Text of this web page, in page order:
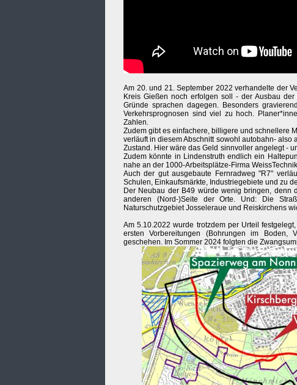
Am 20. und 21. September 2022 verhandelte der
Kreis Gießen noch erfolgen soll - der Ausbau
Gründe sprachen dagegen. Besonders
Verkehrsprognosen sind viel zu hoch.
Zahlen.
Zudem gibt es einfachere, billigere und schnellere
verläuft in diesem Abschnitt sowohl autobahn-
Zustand. Hier wäre das Geld sinnvoller angelegt -
Zudem könnte in Lindenstruth endlich ein
nahe an der 1000-Arbeitsplätze-Firma
Auch der gut ausgebaute Fernradweg "R7"
Schulen, Einkaufsmärkte, Industriegebiete und zu
Der Neubau der B49 würde wenig bringen,
anderen (Nord-)Seite der Orte. Und: Die
Naturschutzgebiet Josseleraue und Reiskirchens
Am 5.10.2022 wurde trotzdem per Urteil
ersten Vorbereitungen (Bohrungen im Boden,
geschehen. Im Sommer 2024 folgten die